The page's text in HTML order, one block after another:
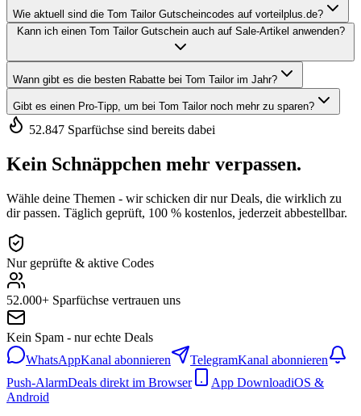
Wie aktuell sind die Tom Tailor Gutscheincodes auf vorteilplus.de?
Kann ich einen Tom Tailor Gutschein auch auf Sale-Artikel anwenden?
Wann gibt es die besten Rabatte bei Tom Tailor im Jahr?
Gibt es einen Pro-Tipp, um bei Tom Tailor noch mehr zu sparen?
52.847 Sparfüchse sind bereits dabei
Kein Schnäppchen mehr verpassen.
Wähle deine Themen - wir schicken dir nur Deals, die wirklich zu
dir passen. Täglich geprüft, 100 % kostenlos, jederzeit abbestellbar.
Nur geprüfte & aktive Codes
52.000+ Sparfüchse vertrauen uns
Kein Spam - nur echte Deals
WhatsAppKanal abonnieren TelegramKanal abonnieren
Push-AlarmDeals direkt im Browser App DownloadiOS &
Android